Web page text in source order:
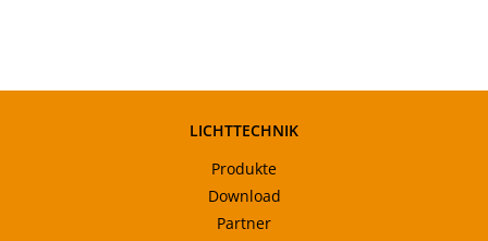
LICHTTECHNIK
Produkte
Download
Partner